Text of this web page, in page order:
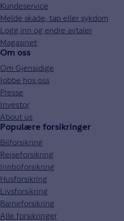
Kundeservice
Melde skade, tap eller sykdom
Logg inn og endre avtaler
Magasinet
Om oss
Om Gjensidige
Jobbe hos oss
Presse
Investor
About us
Populære forsikringer
Bilforsikring
Reiseforsikring
Innboforsikring
Husforsikring
Livsforsikring
Barneforsikring
Alle forsikringer